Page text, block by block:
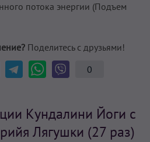
потока энергии (Подъем
Поделитесь с друзьями!
0
Кундалини Йоги с
Лягушки (27 раз)